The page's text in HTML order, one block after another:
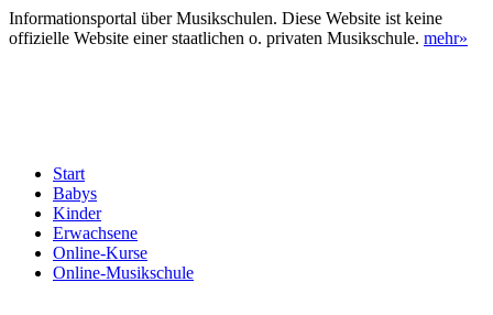
Informationsportal über Musikschulen. Diese Website ist keine
offizielle Website einer staatlichen o. privaten Musikschule. mehr»
Start
Babys
Kinder
Erwachsene
Online-Kurse
Online-Musikschule